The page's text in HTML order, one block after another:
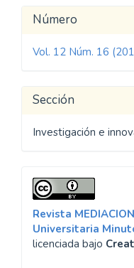
Detalles
del
Número
Vol. 12 Núm. 16
Sección
Investigación e
Revista
Universitaria
licenciada bajo